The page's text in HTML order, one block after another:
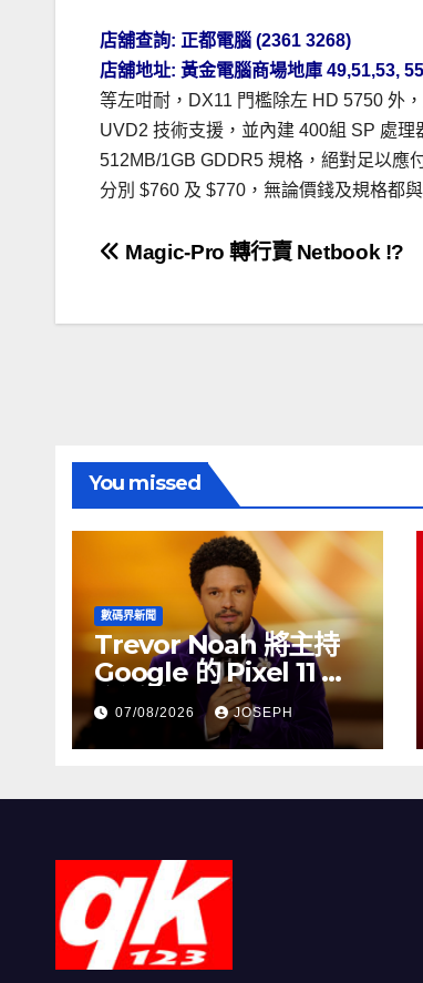
店舖查詢: 正都電腦 (2361 3268)
店舖地址: 黃金電腦商場地庫 49,51,53,
等左咁耐，DX11 門檻除左 HD 5750 外
UVD2 技術支援，並內建 400組 SP 處
512MB/1GB GDDR5 規格，絕對足以應
分別 $760 及 $770，無論價錢及規格都
文Magic-Pro 轉行賣 Netbook !?
You missed
數碼界新聞
Trevor Noah 將主持
Google 的 Pixel 11 推
介活動
07/08/2026 JOSEPH